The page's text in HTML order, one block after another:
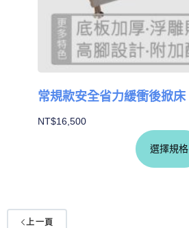
常規款安全省力緩衝後掀床
NT$16,500
選擇規格
上一頁